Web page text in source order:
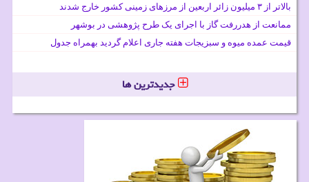
بالاتر از ۳ میلیون زائر اربعین از مرزهای زمینی کشور خارج شدند
ممانعت از هدررفت گاز با اجرای یک طرح پژوهشی در بوشهر
قیمت عمده میوه و سبزیجات هفته جاری اعلام گردید بهمراه جدول
جدیدترین ها